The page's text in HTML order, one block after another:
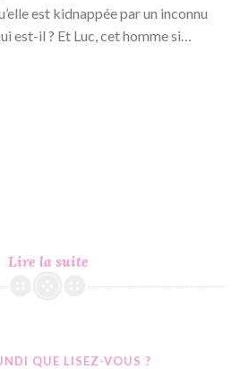
est kidnappée par un inconnu
est-il ? Et Luc, cet homme si…
Lire la suite
#6
QUE LISEZ-VOUS ?